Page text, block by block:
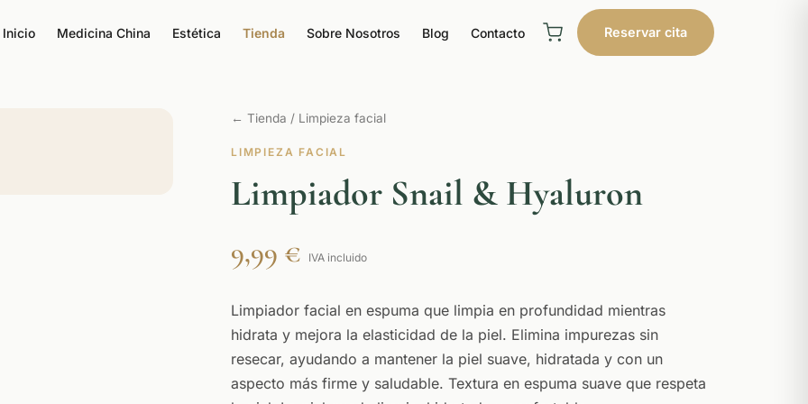
Inicio Medicina China Estética Tienda Sobre Nosotros Blog Contacto Reservar cita
← Tienda / Limpieza facial
LIMPIEZA FACIAL
Limpiador Snail & Hyaluron
9,99 € IVA incluido
Limpiador facial en espuma que limpia en profundidad mientras
hidrata y mejora la elasticidad de la piel. Elimina impurezas sin
resecar, ayudando a mantener la piel suave, hidratada y con un
aspecto más firme y saludable. Textura en espuma suave que respeta